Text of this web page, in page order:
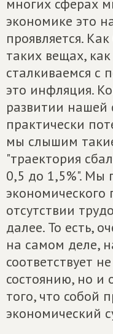
экономике это
проявляется.
таких вещах,
сталкиваемся с
это инфляция.
развитии нашей
практически
мы слышим
"траектория
0,5 до 1,5%". Мы
экономического
отсутствии
далее. То есть,
на самом деле,
соответствует
состоянию, но
того, что собой
экономический